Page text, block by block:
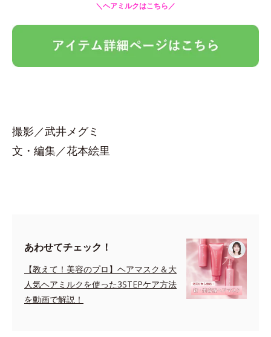
＼ヘアミルクはこちら／
撮影／武井メグミ
文・編集／花本絵里
あわせてチェック！
【教えて！美容のプロ】ヘアマスク＆大
人気ヘアミルクを使った3STEPケア方法
を動画で解説！